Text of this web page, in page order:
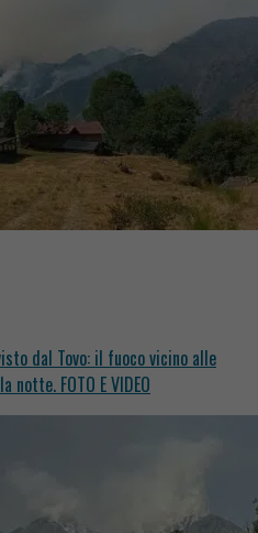
dal Tovo: il fuoco vicino alle
FOTO E VIDEO